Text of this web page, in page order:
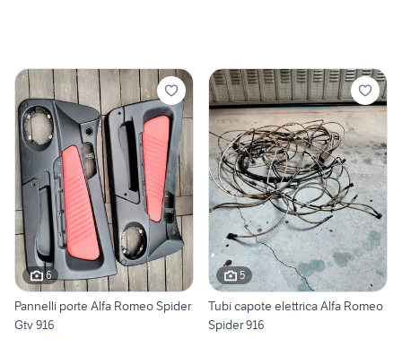
6
Pannelli porte Alfa Romeo Spider
Gtv 916
5
Tubi capote elettrica Alfa Romeo
Spider 916